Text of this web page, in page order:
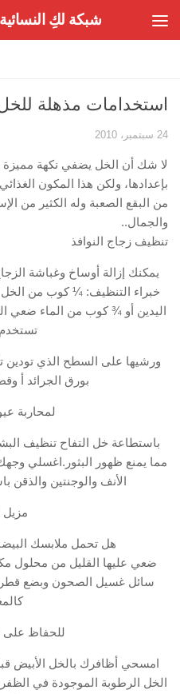
شبكة لكِ النسائية
استخدامات مذهلة
24 سبتمبر، 2010
لا شك أن الخل يضفي نكهة
بإعدادها، ولكن هذا المكون
من البقع الصعبة وله الكثير من
والجمال..
تنظيف زجاج النوافذ
يمكنك إزالة أوساخ وغباشة
خبراء التنظيف: ¼ كوب من
اليدين أو ¾ كوب من الماء ضعي
تستخدم
ورشيها على السطح الذي تودين
بورق الجرائد أ
لمحاربة
باستطاعة خل التفاح تنظيف
مما يمنع ظهور البثور.اغسلي
الأنف والوجنتين
مزيل
هل تحمل ملابسك
سائل غسيل الصحون وبضع
للحفاظ على
امسحي أظافرك بالخل الأبيض
الخل الرطوبة الموجودة في